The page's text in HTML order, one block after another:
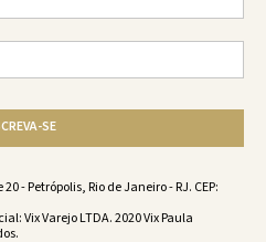
SE
- Petrópolis, Rio de Janeiro - RJ. CEP:
Vix Varejo LTDA. 2020 Vix Paula